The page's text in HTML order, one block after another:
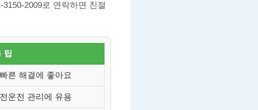
2009로 연락하면 친절
팁
른 해결에 좋아요
운전 관리에 유용